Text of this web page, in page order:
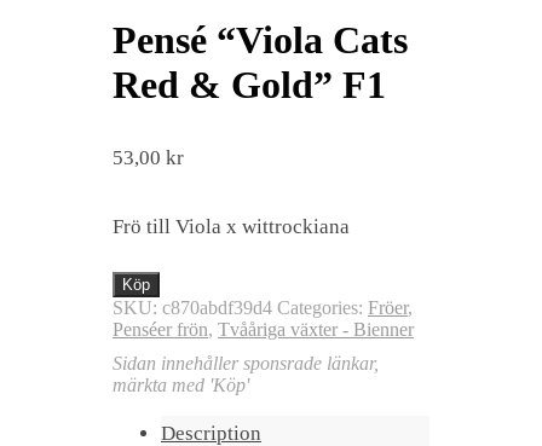
Pensé “Viola Cats
Red & Gold” F1
53,00 kr
Frö till Viola x wittrockiana
Köp
SKU: c870abdf39d4 Categories: Fröer,
Penséer frön, Tvååriga växter - Bienner
Sidan innehåller sponsrade länkar,
märkta med 'Köp'
Description